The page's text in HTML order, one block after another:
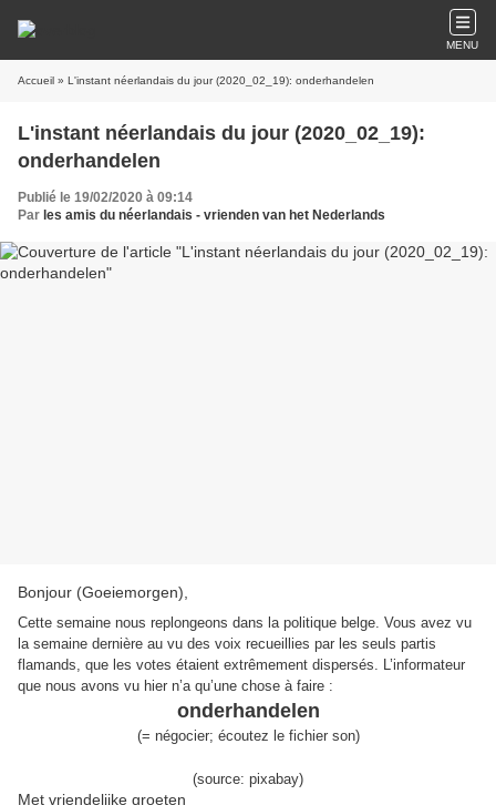
MENU
Accueil » L'instant néerlandais du jour (2020_02_19): onderhandelen
L'instant néerlandais du jour (2020_02_19):
onderhandelen
Publié le 19/02/2020 à 09:14
Par les amis du néerlandais - vrienden van het Nederlands
Bonjour (Goeiemorgen),
Cette semaine nous replongeons dans la politique belge. Vous avez vu
la semaine dernière au vu des voix recueillies par les seuls partis
flamands, que les votes étaient extrêmement dispersés. L’informateur
que nous avons vu hier n’a qu’une chose à faire :
onderhandelen
(= négocier; écoutez le fichier son)
(source: pixabay)
Met vriendelijke groeten